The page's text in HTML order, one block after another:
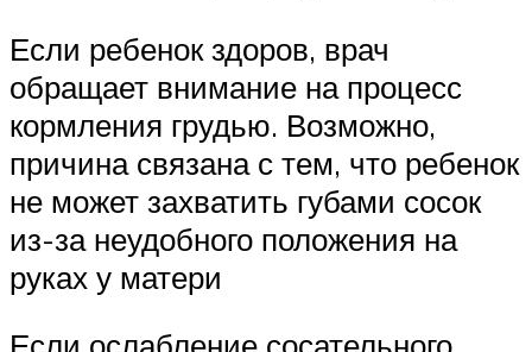
Если ребенок здоров, врач
обращает внимание на процесс
кормления грудью. Возможно,
причина связана с тем, что ребенок
не может захватить губами сосок
из-за неудобного положения на
руках у матери